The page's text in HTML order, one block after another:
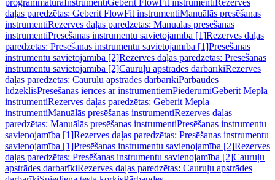
programmatūraInstrumentiGeberit FlowFit instrumentiRezerves
daļas paredzētas: Geberit FlowFit instrumentiManuālās presēšanas
instrumentiRezerves daļas paredzētas: Manuālās presēšanas
instrumentiPresēšanas instrumentu savietojamība [1]Rezerves daļas
paredzētas: Presēšanas instrumentu savietojamība [1]Presēšanas
instrumentu savietojamība [2]Rezerves daļas paredzētas: Presēšanas
instrumentu savietojamība [2]Cauruļu apstrādes darbarīkiRezerves
daļas paredzētas: Cauruļu apstrādes darbarīkiPārbaudes
līdzeklisPresēšanas ierīces ar instrumentiemPiederumiGeberit Mepla
instrumentiRezerves daļas paredzētas: Geberit Mepla
instrumentiManuālās presēšanas instrumentiRezerves daļas
paredzētas: Manuālās presēšanas instrumentiPresēšanas instrumentu
savienojamība [1]Rezerves daļas paredzētas: Presēšanas instrumentu
savienojamība [1]Presēšanas instrumentu savienojamība [2]Rezerves
daļas paredzētas: Presēšanas instrumentu savienojamība [2]Cauruļu
apstrādes darbarīkiRezerves daļas paredzētas: Cauruļu apstrādes